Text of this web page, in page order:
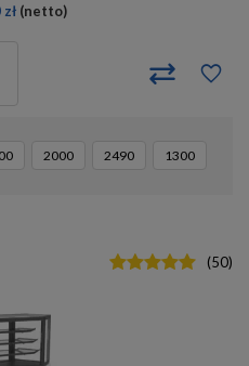
(netto)
2000 2490 1300
(50)